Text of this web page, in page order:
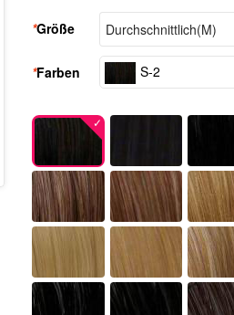
*Größe
*Farben S-2